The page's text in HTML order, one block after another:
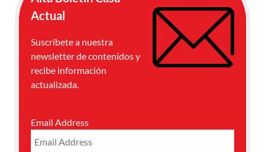
Actual
Suscríbete a nuestra
newsletter de contenidos y
recibe información
actualizada.
Email Address